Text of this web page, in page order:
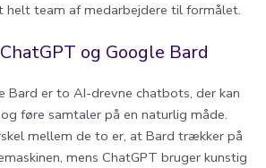
team af medarbejdere til formålet.
og Google Bard
Bard er to AI-drevne chatbots, der kan
føre samtaler på en naturlig måde.
mellem de to er, at Bard trækker på
mens ChatGPT bruger kunstig